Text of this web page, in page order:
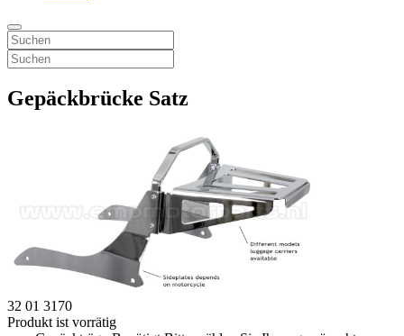
Gepäckbrücke Satz
32 01 3170
Produkt ist vorrätig